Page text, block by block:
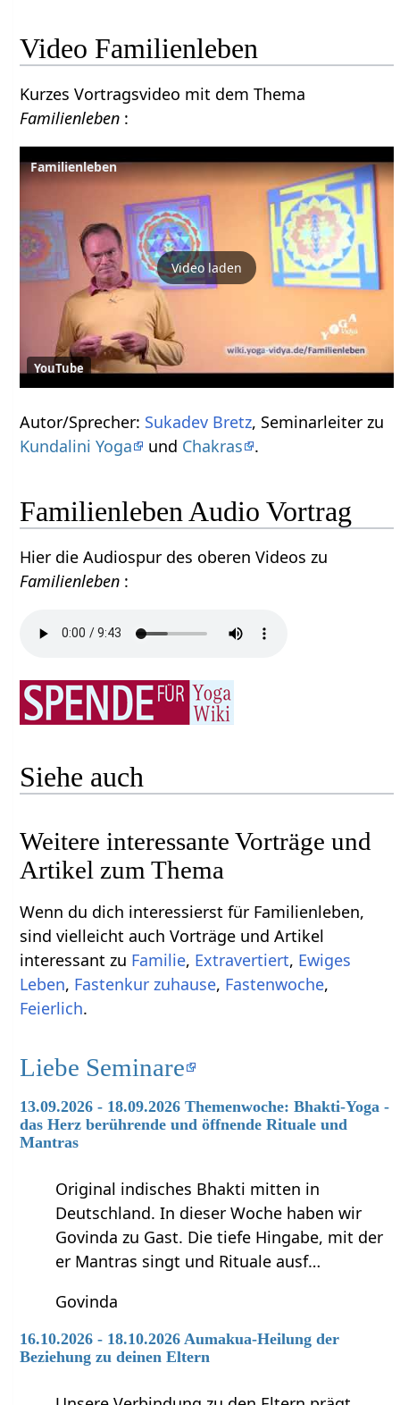
Video Familienleben
Kurzes Vortragsvideo mit dem Thema
Familienleben :
Familienleben
Video laden
YouTube
Autor/Sprecher: Sukadev Bretz, Seminarleiter zu
Kundalini Yoga
und Chakras .
Familienleben Audio Vortrag
Hier die Audiospur des oberen Videos zu
Familienleben :
Siehe auch
Weitere interessante Vorträge und
Artikel zum Thema
Wenn du dich interessierst für Familienleben,
sind vielleicht auch Vorträge und Artikel
interessant zu Familie, Extravertiert, Ewiges
Leben, Fastenkur zuhause, Fastenwoche,
Feierlich.
Liebe Seminare
13.09.2026 - 18.09.2026 Themenwoche: Bhakti-Yoga -
das Herz berührende und öffnende Rituale und
Mantras
Original indisches Bhakti mitten in
Deutschland. In dieser Woche haben wir
Govinda zu Gast. Die tiefe Hingabe, mit der
er Mantras singt und Rituale ausf…
Govinda
16.10.2026 - 18.10.2026 Aumakua-Heilung der
Beziehung zu deinen Eltern